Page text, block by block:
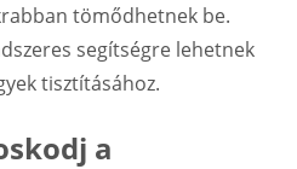
tömődhetnek be.
segítségre lehetnek
tisztításához.
a